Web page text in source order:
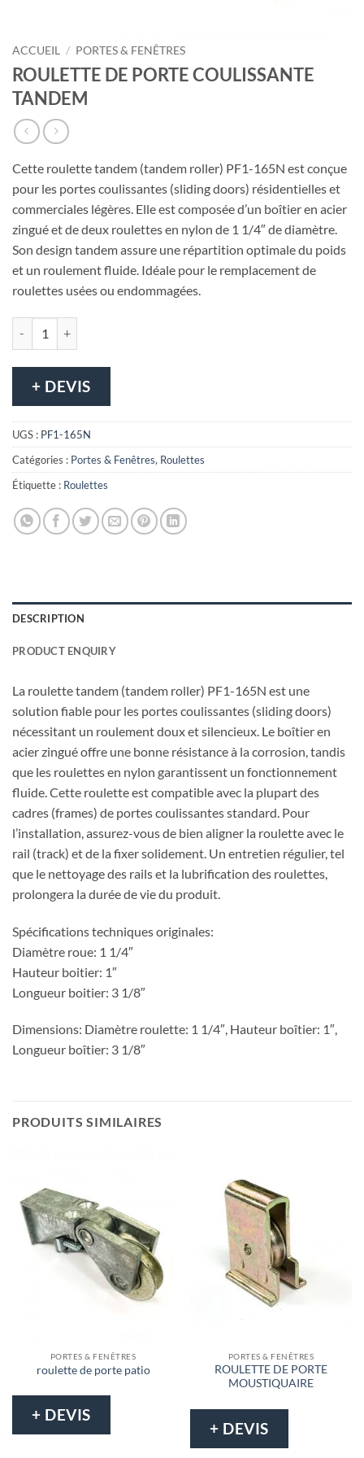
ACCUEIL / PORTES & FENÊTRES
ROULETTE DE PORTE COULISSANTE
TANDEM
Cette roulette tandem (tandem roller) PF1-165N est conçue
pour les portes coulissantes (sliding doors) résidentielles et
commerciales légères. Elle est composée d’un boîtier en acier
zingué et de deux roulettes en nylon de 1 1/4″ de diamètre.
Son design tandem assure une répartition optimale du poids
et un roulement fluide. Idéale pour le remplacement de
roulettes usées ou endommagées.
+ DEVIS
UGS : PF1-165N
Catégories : Portes & Fenêtres, Roulettes
Étiquette : Roulettes
DESCRIPTION
PRODUCT ENQUIRY
La roulette tandem (tandem roller) PF1-165N est une
solution fiable pour les portes coulissantes (sliding doors)
nécessitant un roulement doux et silencieux. Le boîtier en
acier zingué offre une bonne résistance à la corrosion, tandis
que les roulettes en nylon garantissent un fonctionnement
fluide. Cette roulette est compatible avec la plupart des
cadres (frames) de portes coulissantes standard. Pour
l’installation, assurez-vous de bien aligner la roulette avec le
rail (track) et de la fixer solidement. Un entretien régulier, tel
que le nettoyage des rails et la lubrification des roulettes,
prolongera la durée de vie du produit.
Spécifications techniques originales:
Diamètre roue: 1 1/4″
Hauteur boitier: 1″
Longueur boitier: 3 1/8″
Dimensions: Diamètre roulette: 1 1/4″, Hauteur boîtier: 1″,
Longueur boîtier: 3 1/8″
PRODUITS SIMILAIRES
PORTES & FENÊTRES
roulette de porte patio
+ DEVIS
PORTES & FENÊTRES
ROULETTE DE PORTE
MOUSTIQUAIRE
+ DEVIS